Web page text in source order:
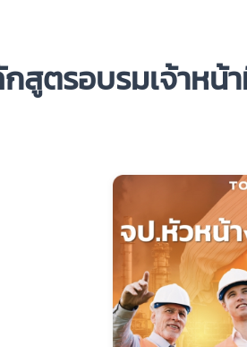
สูตรอบรมเจ้าหน้